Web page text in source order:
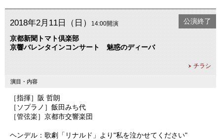
2018年2月11日（日）14:00開演
京都新聞トマト倶楽部
京響バレンタインコンサート 魅惑のディーバ
チラシ
公演終了
演目・内容
［指揮］阪 哲朗
［ソプラノ］飯田みち代
［管弦楽］京都市交響楽団
ヘンデル：歌劇「リナルド」より"私を泣かせてください"